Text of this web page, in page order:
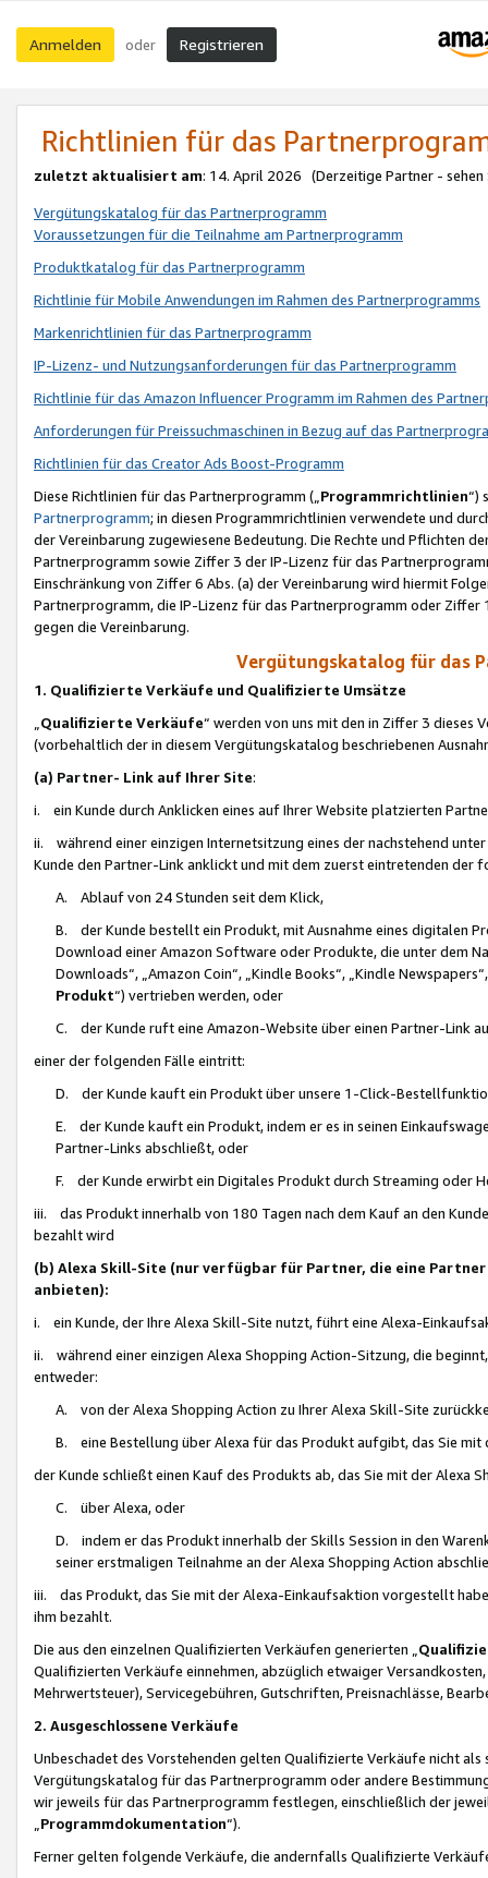
Anmelden oder Registrieren
Richtlinien für das
zuletzt aktualisiert am: 14. April 2026 (Derzeitige Partner - sehen
Vergütungskatalog für das Partnerprogramm
Voraussetzungen für die Teilnahme am Partnerprogramm
Produktkatalog für das Partnerprogramm
Richtlinie für Mobile Anwendungen im Rahmen des Partnerprogramms
Markenrichtlinien für das Partnerprogramm
IP-Lizenz- und Nutzungsanforderungen für das Partnerprogramm
Richtlinie für das Amazon Influencer Programm im Rahmen des
Anforderungen für Preissuchmaschinen in Bezug auf das
Richtlinien für das Creator Ads Boost-Programm
Diese Richtlinien für das Partnerprogramm („Programmrichtlinien“)
Partnerprogramm; in diesen Programmrichtlinien verwendete und
der Vereinbarung zugewiesene Bedeutung. Die Rechte und Pflichten
Partnerprogramm sowie Ziffer 3 der IP-Lizenz für das
Einschränkung von Ziffer 6 Abs. (a) der Vereinbarung wird hiermit
Partnerprogramm, die IP-Lizenz für das Partnerprogramm oder
gegen die Vereinbarung.
Vergütungskatalog für das
1. Qualifizierte Verkäufe und Qualifizierte Umsätze
Qualifizierte Verkäufe“ werden von uns mit den in Ziffer 3
(vorbehaltlich der in diesem Vergütungskatalog beschriebenen
(a) Partner- Link auf Ihrer Site:
i. ein Kunde durch Anklicken eines auf Ihrer Website platzierten
ii. während einer einzigen Internetsitzung eines der nachstehend
Kunde den Partner-Link anklickt und mit dem zuerst eintretenden der
A. Ablauf von 24 Stunden seit dem Klick,
B. der Kunde bestellt ein Produkt, mit Ausnahme eines digitalen
Download einer Amazon Software oder Produkte, die unter dem
Downloads“, „Amazon Coin“, „Kindle Books“, „Kindle
Produkt“) vertrieben werden, oder
C. der Kunde ruft eine Amazon-Website über einen Partner-Link
einer der folgenden Fälle eintritt:
D. der Kunde kauft ein Produkt über unsere 1-Click-
E. der Kunde kauft ein Produkt, indem er es in seinen
Partner-Links abschließt, oder
F. der Kunde erwirbt ein Digitales Produkt durch Streaming oder
iii. das Produkt innerhalb von 180 Tagen nach dem Kauf an den
bezahlt wird
(b) Alexa Skill-Site (nur verfügbar für Partner, die eine
anbieten):
i. ein Kunde, der Ihre Alexa Skill-Site nutzt, führt eine Alexa-
ii. während einer einzigen Alexa Shopping Action-Sitzung, die
entweder:
A. von der Alexa Shopping Action zu Ihrer Alexa Skill-Site
B. eine Bestellung über Alexa für das Produkt aufgibt, das Sie mit
der Kunde schließt einen Kauf des Produkts ab, das Sie mit der Alexa
C. über Alexa, oder
D. indem er das Produkt innerhalb der Skills Session in den
seiner erstmaligen Teilnahme an der Alexa Shopping Action
iii. das Produkt, das Sie mit der Alexa-Einkaufsaktion vorgestellt
ihm bezahlt.
Die aus den einzelnen Qualifizierten Verkäufen generierten „
Qualifizierten Verkäufe einnehmen, abzüglich etwaiger
Mehrwertsteuer), Servicegebühren, Gutschriften, Preisnachlässe,
2. Ausgeschlossene Verkäufe
Unbeschadet des Vorstehenden gelten Qualifizierte Verkäufe nicht
Vergütungskatalog für das Partnerprogramm oder andere
wir jeweils für das Partnerprogramm festlegen, einschließlich der
Programmdokumentation“).
Ferner gelten folgende Verkäufe, die andernfalls Qualifizierte